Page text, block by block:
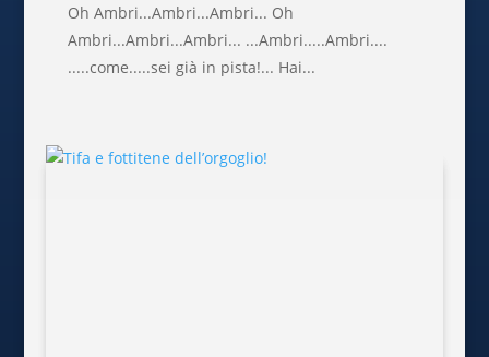
Oh Ambri...Ambri...Ambri... Oh
Ambri...Ambri...Ambri... ...Ambri.....Ambri....
.....come.....sei già in pista!... Hai...